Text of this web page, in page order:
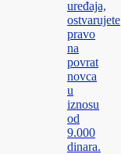
uređaja,
ostvarujete
pravo
na
povrat
novca
u
iznosu
od
9.000
dinara.